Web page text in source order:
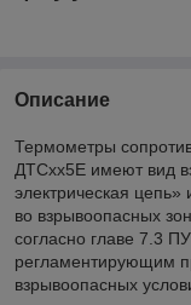
Описание
Термометры
ДТСхх5Е имеют вид
электрическая
во взрывоопасных
согласно главе 7.3
регламентирующим
взрывоопасных